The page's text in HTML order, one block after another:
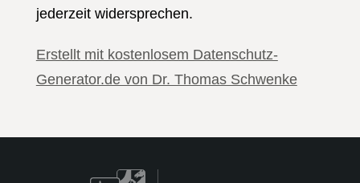
jederzeit widersprechen.
Erstellt mit kostenlosem Datenschutz-
Generator.de von Dr. Thomas Schwenke